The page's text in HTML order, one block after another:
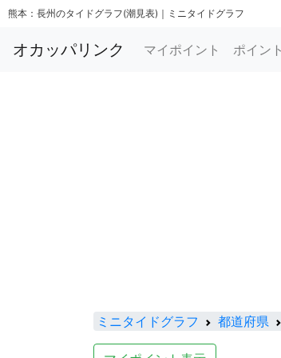
熊本：長州のタイドグラフ(潮見表)｜ミニタイドグラフ
オカッパリンク マイポイント ポイン
ミニタイドグラフ 都道府県